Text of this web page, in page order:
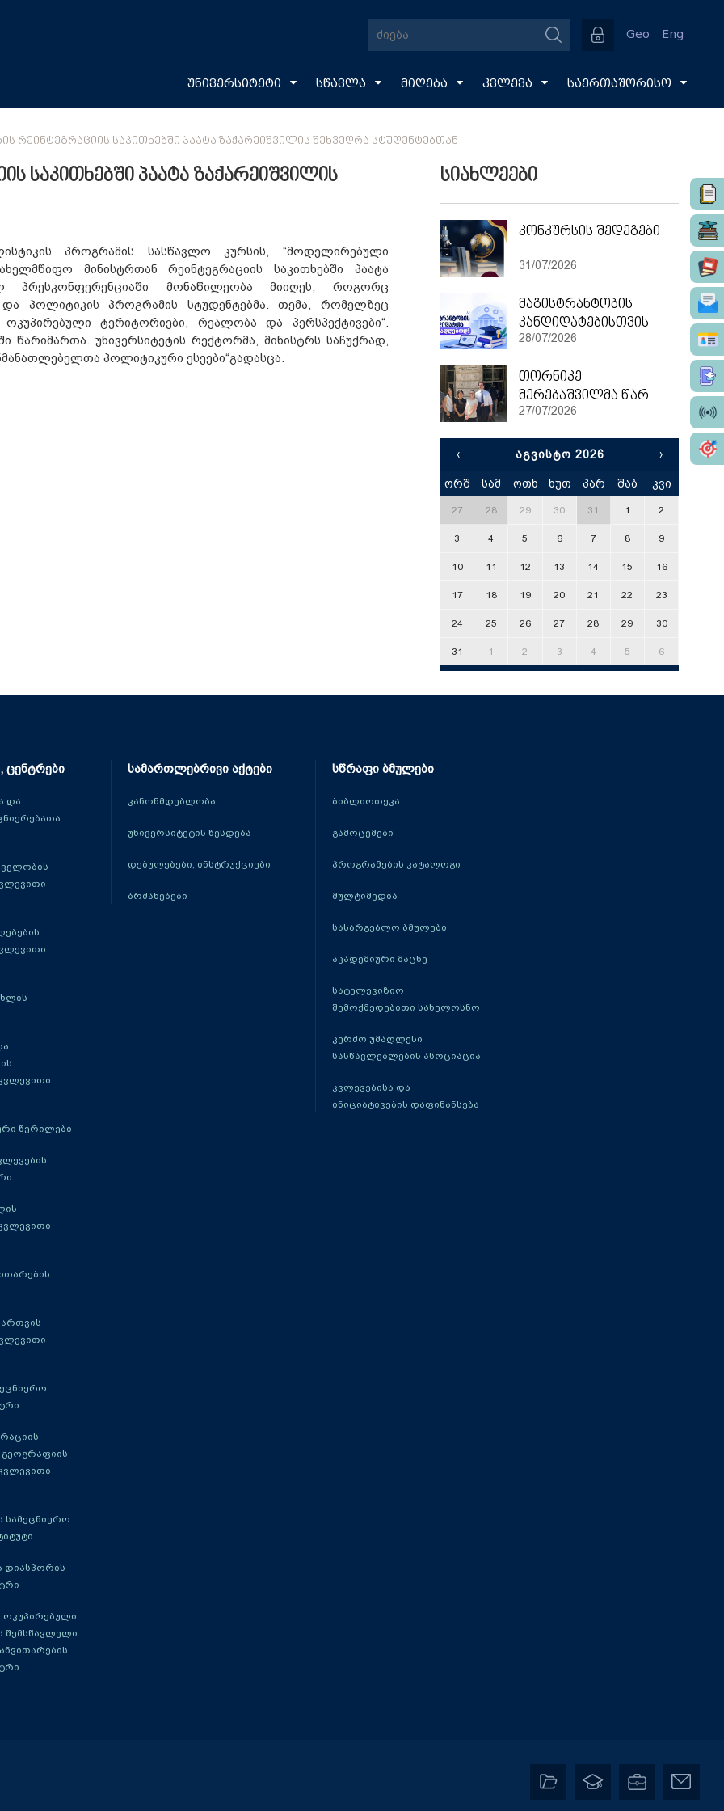
Geo Eng
უნივერსიტეტი სწავლა მიღება კვლევა საერთაშორისო
ᲠᲔᲘᲜᲢᲔᲒᲠᲐᲪᲘᲘᲡ ᲡᲐᲙᲘᲗᲮᲔᲑᲨᲘ ᲞᲐᲐᲢᲐ ᲖᲐᲥᲐᲠᲔᲘᲨᲕᲘᲚᲘᲡ ᲨᲔᲮᲕᲔᲓᲠᲐ ᲡᲢᲣᲓᲔᲜᲢᲔᲑᲗᲐᲜ
საკითხებში პაატა ზაქარეიშვილის
პროგრამის სასწავლო კურსის, “მოდელირებული
მინისტრთან რეინტეგრაციის საკითხებში პაატა
პრესკონფერენციაში მონაწილეობა მიიღეს, როგორც
პოლიტიკის პროგრამის სტუდენტებმა. თემა, რომელზეც
ტერიტორიები, რეალობა და პერსპექტივები“.
წარიმართა. უნივერსიტეტის რექტორმა, მინისტრს საჩუქრად,
პოლიტიკური ესეები“გადასცა.
სიახლეები
კონკურსის შედეგები
31/07/2026
მაგისტრანტობის
კანდიდატებისთვის
28/07/2026
თორნიკე
მერებაშვილმა წარჩინებით დაასრულა ეტვოშ ლორანის უნივერსიტეტის სამაგისტრო პროგრამა
27/07/2026
‹ ᲐᲒᲕᲘᲡᲢᲝ 2026 ›
ორშ სამ ოთხ ხუთ პარ შაბ კვი
27 28 29 30 31 1 2
3 4 5 6 7 8 9
10 11 12 13 14 15 16
17 18 19 20 21 22 23
24 25 26 27 28 29 30
31 1 2 3 4 5 6
ცენტრები
და
წერილები
სამეცნიერო
დიასპორის
შემსწავლელი
სამართლებრივი აქტები
კანონმდებლობა
უნივერსიტეტის წესდება
დებულებები, ინსტრუქციები
ბრძანებები
სწრაფი ბმულები
ბიბლიოთეკა
გამოცემები
პროგრამების კატალოგი
მულტიმედია
სასარგებლო ბმულები
აკადემიური მაცნე
სატელევიზიო
შემოქმედებითი სახელოსნო
კერძო უმაღლესი
სასწავლებლების ასოციაცია
კვლევებისა და
ინიციატივების დაფინანსება